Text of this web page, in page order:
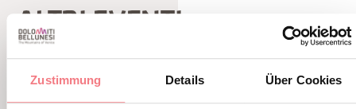
Zustimmung Details Über Cookies
ALTRI EVENTI